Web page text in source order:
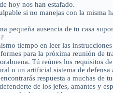
hoy nos han estafado.
si no manejas con la misma
pequeña ausencia de tu casa
tiempo en leer las
para la próxima reunión de
Tú reúnes los requisitos
o un artificial sistema de defensa
respuesta a muchas de
de los jefes, amantes y